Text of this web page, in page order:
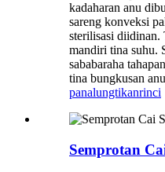
kadaharan anu
sareng konveksi
sterilisasi diidinan.
mandiri tina suhu.
sababaraha
tina bungkusan
panalungtikanrinci
Semprotan